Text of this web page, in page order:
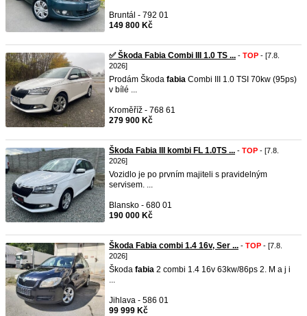
Bruntál - 792 01
149 800 Kč
✅ Škoda Fabia Combi III 1.0 TS ... - TOP - [7.8.
2026]
Prodám Škoda fabia Combi III 1.0 TSI 70kw (95ps)
v bílé ...
Kroměříž - 768 61
279 900 Kč
Škoda Fabia III kombi FL 1.0TS ... - TOP - [7.8.
2026]
Vozidlo je po prvním majiteli s pravidelným
servisem. ...
Blansko - 680 01
190 000 Kč
Škoda Fabia combi 1.4 16v, Ser ... - TOP - [7.8.
2026]
Škoda fabia 2 combi 1.4 16v 63kw/86ps 2. M a j i
...
Jihlava - 586 01
99 999 Kč